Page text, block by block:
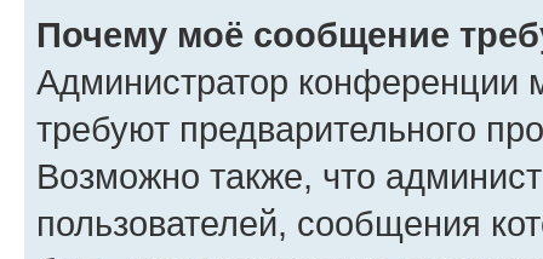
Почему моё сообщение
Администратор конференции
требуют предварительного
Возможно также, что
пользователей, сообщения